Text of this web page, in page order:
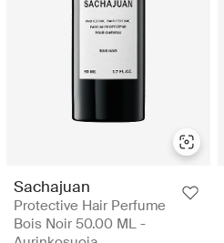
Sachajuan
Protective Hair Perfume
Bois Noir 50.00 ML -